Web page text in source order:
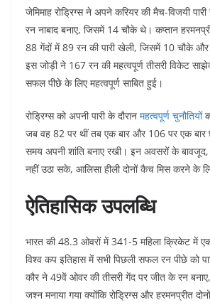
जेमिमाह रोड्रिग्स ने अपने करियर की मैच-विजयी
रन नाबाद बनाए, जिसमें 14 चौके थे। कप्तान
88 गेंदों में 89 रन की पारी खेली, जिसमें 10 चौके
इस जोड़ी ने 167 रन की महत्वपूर्ण तीसरी विकेट
सफल पीछे के लिए महत्वपूर्ण साबित हुई।
रोड्रिग्स को अपनी पारी के दौरान महत्वपूर्ण चुनौतियों
जब वह 82 पर थीं तब एक बार और 106 पर एक बार
समय अपनी शांति बनाए रखी। इन अवसरों के
नहीं उठा सके, आलिसा हीली दोनों कैच मिस करने के
ऐतिहासिक उपलब्धि
भारत की 48.3 ओवरों में 341-5 महिला क्रिकेट में एक
विश्व कप इतिहास में सभी पिछली सफल रन पीछे को
कौर ने 49वें ओवर की तीसरी गेंद पर जीत के रन
जश्न मनाया गया क्योंकि रोड्रिग्स और हरमनप्रीत